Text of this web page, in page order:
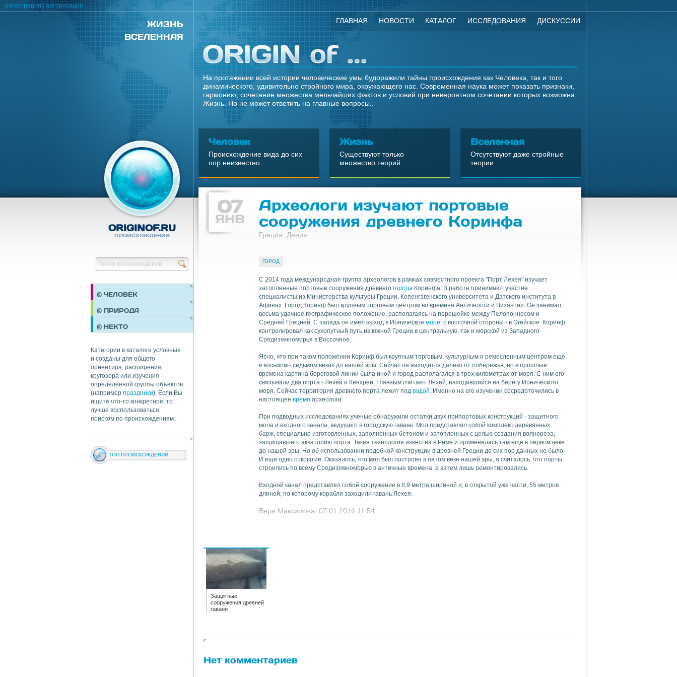
ЖИЗНЬ
ВСЕЛЕННАЯ
ГЛАВНАЯ НОВОСТИ КАТАЛОГ ИССЛЕДОВАНИЯ ДИСКУССИИ
На протяжении всей истории человеческие умы будоражили тайны происхождения как Человека, так и того
динамического, удивительно стройного мира, окружающего нас. Современная наука может показать признаки,
гармонию, сочетание множества мельчайших фактов и условий при невероятном сочетании которых возможна
Жизнь. Но не может ответить на главные вопросы..
Человек
Происхождение вида до сих
пор неизвестно
Жизнь
Существуют только
множество теорий
Вселенная
Отсутствуют даже стройные
теории
ORIGINOF.RU
ПРОИСХОЖДЕНИЯ
© ЧЕЛОВЕК
ПРАЗДНИКИ
ОБЩЕСТВО
© ПРИРОДА
© НЕКТО
Категории в каталоге условные
и созданы для общего
ориентира, расширения
кругозора или изучения
определенной группы объектов
(например праздники). Если Вы
ищите что-то конкретное, то
лучше воспользоваться
поиском по происхождениям.
ТОП ПРОИСХОЖДЕНИЙ
07
ЯНВ
Археологи изучают портовые
сооружения древнего Коринфа
Греция, Дания
ГОРОД
С 2014 года международная группа археологов в рамках совместного проекта "Порт Лехея" изучает
затопленные портовые сооружения древнего города Коринфа. В работе принимают участие
специалисты из Министерства культуры Греции, Копенгагенского университета и Датского института в
Афинах. Город Коринф был крупным торговым центром во времена Античности и Византии. Он занимал
весьма удачное географическое положение, располагаясь на перешейке между Пелопоннесом и
Средней Грецией. С запада он имел выход в Ионическое море, с восточной стороны - в Эгейское. Коринф
контролировал как сухопутный путь из южной Греции в центральную, так и морской из Западного
Средиземноморья в Восточное.
Ясно, что при таком положении Коринф был крупным торговым, культурным и ремесленным центром еще
в восьмом - седьмом веках до нашей эры. Сейчас он находится далеко от побережья, но в прошлые
времена картина береговой линии была иной и город располагался в трех километрах от моря. С ним его
связывали два порта - Лехей и Кенхреи. Главным считают Лехей, находившийся на берегу Ионического
моря. Сейчас территория древнего порта лежит под водой. Именно на его изучении сосредоточились в
настоящее время археологи.
При подводных исследованиях ученые обнаружили остатки двух припортовых конструкций - защитного
мола и входного канала, ведущего в городскую гавань. Мол представлял собой комплекс деревянных
барж, специально изготовленных, заполненных бетоном и затопленных с целью создания волнореза,
защищавшего акваторию порта. Такая технология известна в Риме и применялась там еще в первом веке
до нашей эры. Но об использовании подобной конструкции в древней Греции до сих пор данных не было.
И еще одно открытие. Оказалось, что мол был построен в пятом веке нашей эры, а считалось, что порты
строились по всему Средиземноморью в античные времена, а затем лишь ремонтировались.
Входной канал представлял собой сооружение в 8,9 метра шириной и, в открытой уже части, 55 метров
длиной, по которому корабли заходили гавань Лехея.
Вера Максимова, 07.01.2016 11:54
Защитные
сооружения древней
гавани
Нет комментариев
регистрация|авторизация